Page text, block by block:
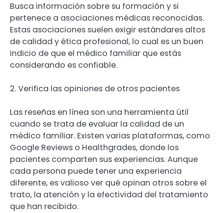
Busca información sobre su formación y si
pertenece a asociaciones médicas reconocidas.
Estas asociaciones suelen exigir estándares altos
de calidad y ética profesional, lo cual es un buen
indicio de que el médico familiar que estás
considerando es confiable.
2. Verifica las opiniones de otros pacientes
Las reseñas en línea son una herramienta útil
cuando se trata de evaluar la calidad de un
médico familiar. Existen varias plataformas, como
Google Reviews o Healthgrades, donde los
pacientes comparten sus experiencias. Aunque
cada persona puede tener una experiencia
diferente, es valioso ver qué opinan otros sobre el
trato, la atención y la efectividad del tratamiento
que han recibido.